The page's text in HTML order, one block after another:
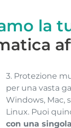
la
3. Protezione
per una vasta
Windows, Mac,
Linux. Puoi
con una